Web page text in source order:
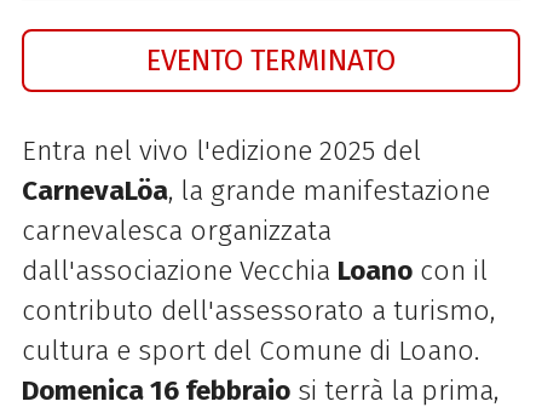
EVENTO TERMINATO
Entra nel vivo l'edizione 2025 del
CarnevaLöa, la grande manifestazione
carnevalesca organizzata
dall'associazione Vecchia Loanocon il
contributo dell'assessorato a turismo,
cultura e sport del Comune di Loano.
Domenica 16 febbraiosi terrà la prima,